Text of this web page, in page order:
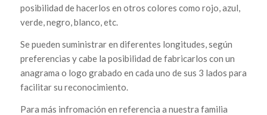
posibilidad de hacerlos en otros colores como rojo, azul,
verde, negro, blanco, etc.
Se pueden suministrar en diferentes longitudes, según
preferencias y cabe la posibilidad de fabricarlos con un
anagrama o logo grabado en cada uno de sus 3 lados para
facilitar su reconocimiento.
Para más infromación en referencia a nuestra familia